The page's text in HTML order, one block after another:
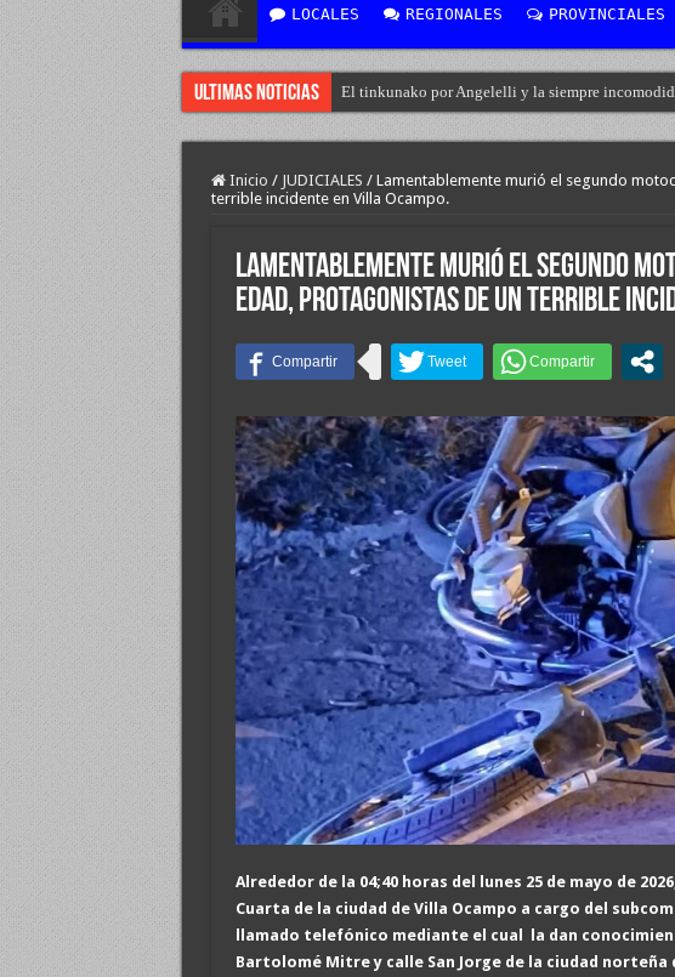
LOCALES REGIONALES PROVINCIALES
Ultimas Noticias El tinkunako por Angelelli y la siempre
Inicio / JUDICIALES / Lamentablemente murió el segundo
terrible incidente en Villa Ocampo.
Lamentablemente murió el segundo
edad, protagonistas de un terrible
Alrededor de la 04;40 horas del lunes 25 de mayo de
Cuarta de la ciudad de Villa Ocampo a cargo del
llamado telefónico mediante el cual la dan
Bartolomé Mitre y calle San Jorge de la ciudad